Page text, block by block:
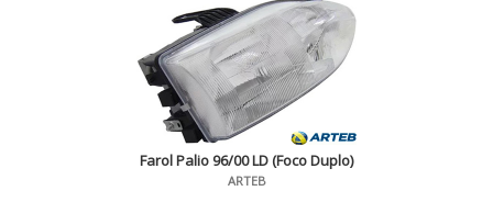
Farol Palio 96/00 LD (Foco Duplo)
ARTEB